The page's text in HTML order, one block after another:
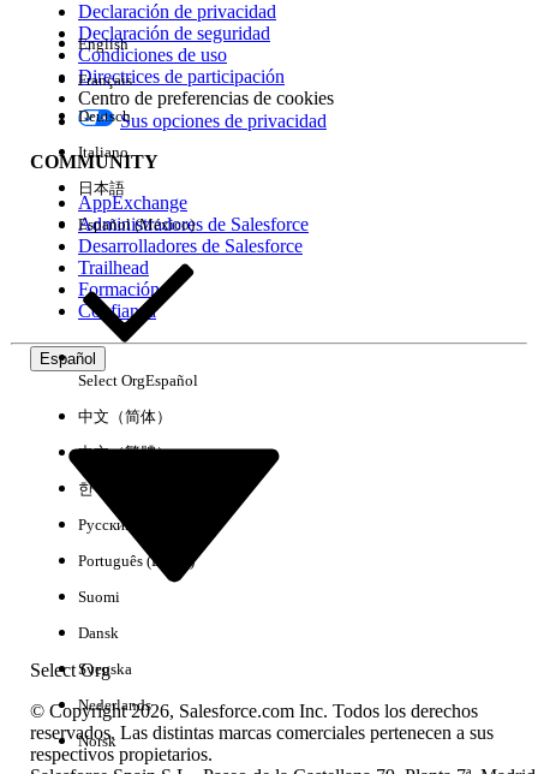
Edición
Experiencia
No hay resultados
Declaración de privacidad
Declaración de seguridad
Condiciones de uso
Directrices de participación
Centro de preferencias de cookies
Sus opciones de privacidad
COMMUNITY
AppExchange
Administradores de Salesforce
Desarrolladores de Salesforce
Trailhead
Formación
Confianza
Español
Select Org
English
Français
Deutsch
Italiano
日本語
Español (México)
Select OrgEspañol
中文（简体）
中文（繁體）
한국어
Русский
Português (Brasil)
Suomi
Dansk
Svenska
Nederlands
Norsk
© Copyright 2026, Salesforce.com Inc. Todos los derechos
reservados. Las distintas marcas comerciales pertenecen a sus
respectivos propietarios.